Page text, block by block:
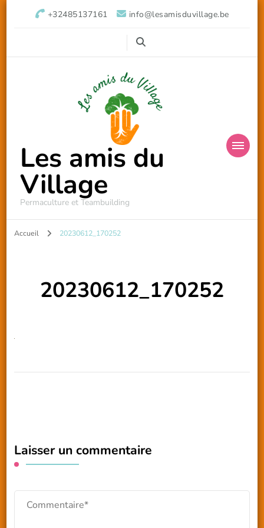
+32485137161 info@lesamisduvillage.be
Les amis du
Village
Permaculture et Teambuilding
Accueil 20230612_170252
20230612_170252
Laisser un commentaire